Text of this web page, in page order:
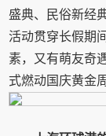
盛典、民俗新经
活动贯穿长假期
素，又有萌友奇
式燃动国庆黄金